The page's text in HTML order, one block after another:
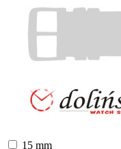
15 mm